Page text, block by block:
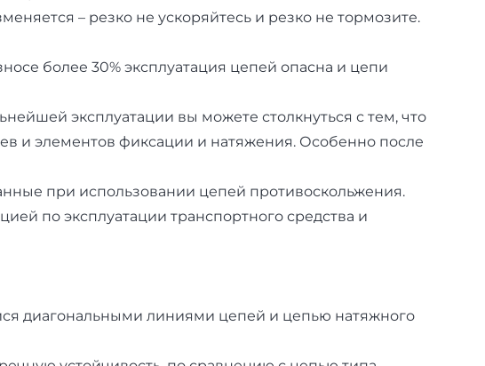
– резко не ускоряйтесь и резко не тормозите.
более 30% эксплуатация цепей опасна и цепи
эксплуатации вы можете столкнуться с тем, что
и элементов фиксации и натяжения. Особенно после
при использовании цепей противоскольжения.
по эксплуатации транспортного средства и
диагональными линиями цепей и цепью натяжного